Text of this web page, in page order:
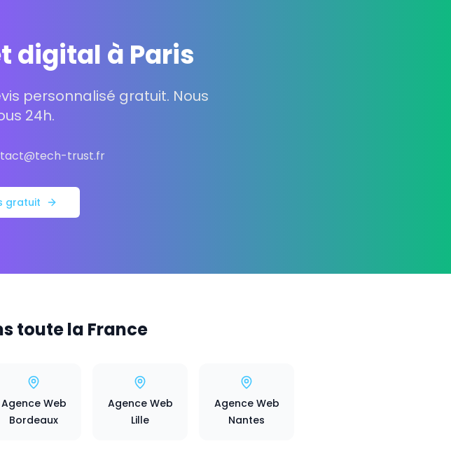
digital à Paris
personnalisé gratuit. Nous
24h.
trust.fr
gratuit
toute la France
Agence Web
Bordeaux
Agence Web
Lille
Agence Web
Nantes